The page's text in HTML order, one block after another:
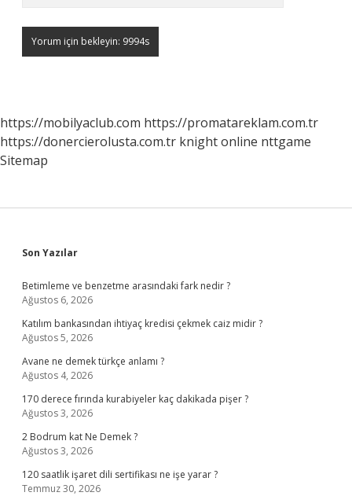
https://mobilyaclub.com https://promatareklam.com.tr
https://donercierolusta.com.tr knight online nttgame
Sitemap
Sidebar
Son Yazılar
Betimleme ve benzetme arasındaki fark nedir ?
Ağustos 6, 2026
Katılım bankasından ihtiyaç kredisi çekmek caiz midir ?
Ağustos 5, 2026
Avane ne demek türkçe anlamı ?
Ağustos 4, 2026
170 derece fırında kurabiyeler kaç dakikada pişer ?
Ağustos 3, 2026
2 Bodrum kat Ne Demek ?
Ağustos 3, 2026
120 saatlik işaret dili sertifikası ne işe yarar ?
Temmuz 30, 2026